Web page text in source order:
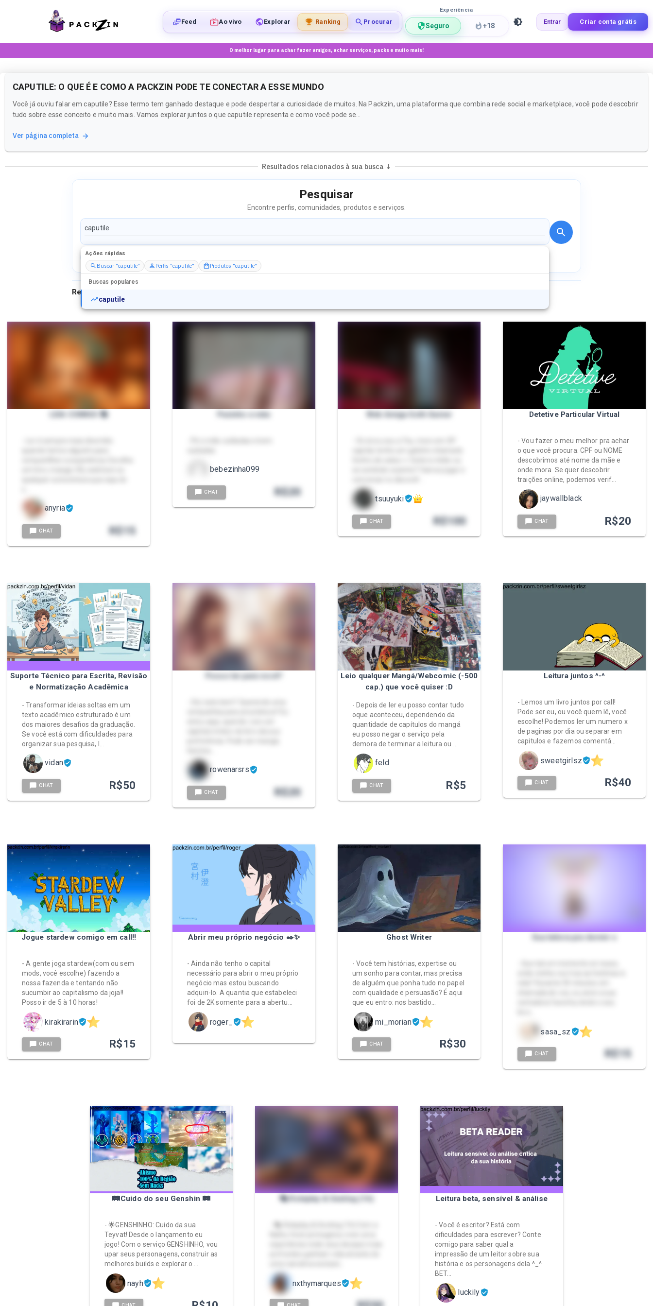
Feed Ao vivo Explorar Ranking Procurar
Experiência
Seguro +18
Entrar Criar conta grátis
O melhor lugar para achar fazer amigos, achar serviços, packs e muito mais!
CAPUTILE: O QUE É E COMO A PACKZIN PODE TE CONECTAR A ESSE MUNDO
Você já ouviu falar em caputile? Esse termo tem ganhado destaque e pode despertar a curiosidade de muitos. Na Packzin, uma plataforma que combina rede social e marketplace, você pode descobrir
tudo sobre esse conceito e muito mais. Vamos explorar juntos o que caputile representa e como você pode se...
Ver página completa
Resultados relacionados à sua busca ↓
Pesquisar
Encontre perfis, comunidades, produtos e serviços.
Ações rápidas
Buscar "caputile" Perfis "caputile" Produtos "caputile"
Buscas populares
caputile
Perfis
Resultados para
LEIA COMIGO 📚
anyria
CHAT R$15
Pezinho e mão
bebezinha099
CHAT R$20
Web Amiga Goth Gamer
tsuuyuki
CHAT R$100
Detetive Particular Virtual
- Vou fazer o meu melhor pra achar
o que você procura. CPF ou NOME
descobrimos até nome da mãe e
onde mora. Se quer descobrir
traições online, podemos verif…
jaywallblack
CHAT R$20
Suporte Técnico para Escrita, Revisão
e Normatização Acadêmica
- Transformar ideias soltas em um
texto acadêmico estruturado é um
dos maiores desafios da graduação.
Se você está com dificuldades para
organizar sua pesquisa, l…
vidan
CHAT R$50
Posso ler para você?
rowenarsrs
CHAT R$20
Leio qualquer Mangá/Webcomic (-500
cap.) que você quiser :D
- Depois de ler eu posso contar tudo
oque aconteceu, dependendo da
quantidade de capítulos do mangá
eu posso negar o serviço pela
demora de terminar a leitura ou …
feld
CHAT R$5
Leitura juntos ^-^
- Lemos um livro juntos por call!
Pode ser eu, ou você quem lê, você
escolhe! Podemos ler um numero x
de paginas por dia ou separar em
capitulos e fazemos comentá…
sweetgirlsz
CHAT R$40
Jogue stardew comigo em call!!
- A gente joga stardew(com ou sem
mods, você escolhe) fazendo a
nossa fazenda e tentando não
sucumbir ao capitalismo da joja!!
Posso ir de 5 à 10 horas!
kirakirarin
CHAT R$15
Abrir meu próprio negócio ✒️✨
- Ainda não tenho o capital
necessário para abrir o meu próprio
negócio mas estou buscando
adquiri-lo. A quantia que estabeleci
foi de 2K somente para a abertu…
roger_
Ghost Writer
- Você tem histórias, expertise ou
um sonho para contar, mas precisa
de alguém que ponha tudo no papel
com qualidade e persuasão? É aqui
que eu entro: nos bastido…
mi_morian
CHAT R$30
Sua leitora pra dormir ʚ
sasa_sz
CHAT R$15
🛤️Cuido do seu Genshin 🛤️
- 🌟GENSHINHO: Cuido da sua
Teyvat! Desde o lançamento eu
jogo! Com o serviço GENSHINHO, vou
upar seus personagens, construir as
melhores builds e explorar o …
nayh
🎭 Roleplay & Sexting (1h)
nxthymarques
Leitura beta, sensível & análise
- Você é escritor? Está com
dificuldades para escrever? Conte
comigo para saber qual a
impressão de um leitor sobre sua
história e os personagens dela ^_^
BET…
luckily